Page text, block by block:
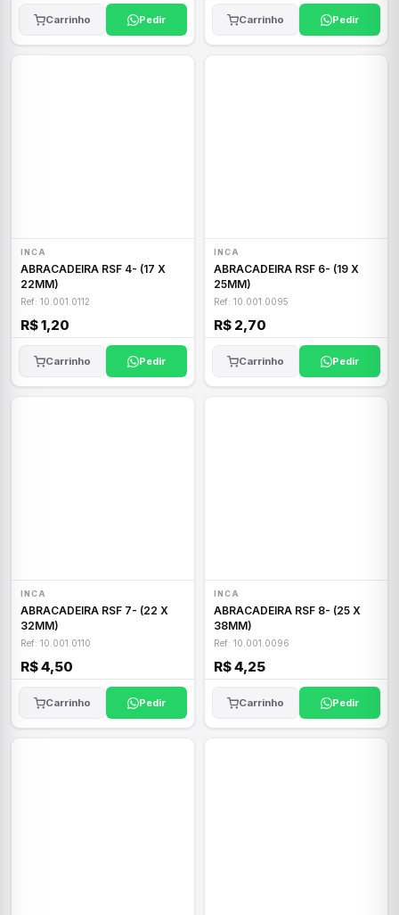
Carrinho Pedir Carrinho Pedir
INCA
ABRACADEIRA RSF 4- (17 X
22MM)
Ref: 10.001.0112
R$ 1,20
Carrinho Pedir
INCA
ABRACADEIRA RSF 6- (19 X
25MM)
Ref: 10.001.0095
R$ 2,70
Carrinho Pedir
INCA
ABRACADEIRA RSF 7- (22 X
32MM)
Ref: 10.001.0110
R$ 4,50
Carrinho Pedir
INCA
ABRACADEIRA RSF 8- (25 X
38MM)
Ref: 10.001.0096
R$ 4,25
Carrinho Pedir